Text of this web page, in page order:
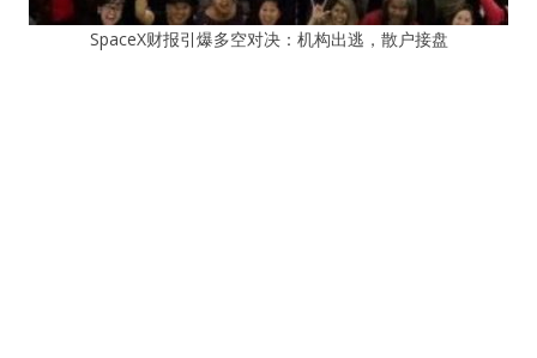
SpaceX财报引爆多空对决：机构出逃，散户接盘